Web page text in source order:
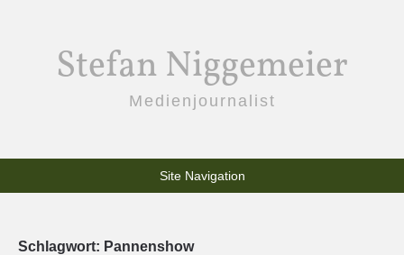
Stefan Niggemeier
Medienjournalist
Site Navigation
Schlagwort: Pannenshow